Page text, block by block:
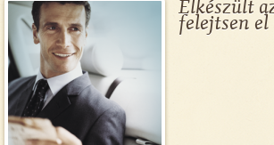
felejtsen